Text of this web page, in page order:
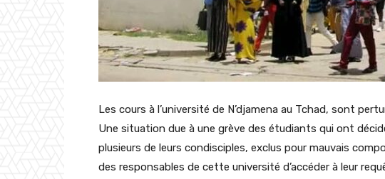
Les cours à l’université de N’djamena au Tchad, sont
Une situation due à une grève des étudiants qui ont
plusieurs de leurs condisciples, exclus pour mauvais
des responsables de cette université d’accéder à leur